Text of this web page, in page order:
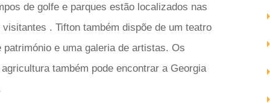
de golfe e parques estão localizados nas
. Tifton também dispõe de um teatro
e uma galeria de artistas. Os
também pode encontrar a Georgia